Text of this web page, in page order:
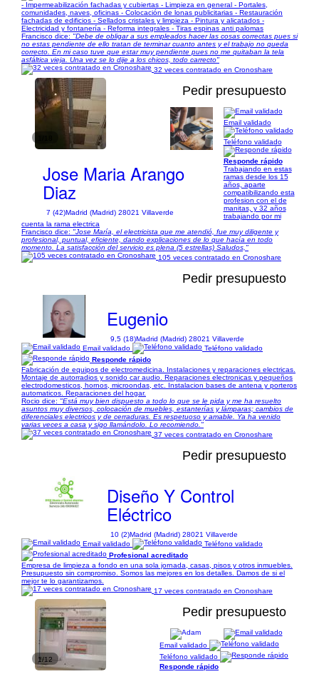
- Impermeabilización fachadas y cubiertas - Limpieza en general - Portales,
comunidades, naves, oficinas - Colocación de lonas publicitarias - Restauración
fachadas de edificios - Sellados cristales y limpieza - Pintura y alicatados -
Electricidad y fontanería - Reforma integrales - Tiras espinas anti palomas
Francisco dice: "Debe de obligar a sus empleados hacer las cosas correctas pues si
no estas pendiente de ello tratan de terminar cuanto antes y el trabajo no queda
correcto. En mi caso tuve que estar muy pendiente pues no me quitaban la tela
asfáltica vieja. Una vez se lo dije a los chicos, todo carrecto"
32 veces contratado en Cronoshare
Pedir presupuesto
Jose Maria Arango
Diaz
7 (42)Madrid (Madrid) 28021 Villaverde
Email validado
Teléfono validado
Responde rápido
Trabajando en estas
ramas desde los 15
años, aparte
compatibilizando esta
profesion con el de
manitas, y 32 años
trabajando por mi
cuenta la rama electrica
Francisco dice: "Jose María, el electricista que me atendió, fue muy diligente y
profesional, puntual, eficiente, dando explicaciones de lo que hacía en todo
momento. La satisfacción del servicio es plena (5 estrellas) Saludos,"
105 veces contratado en Cronoshare
Pedir presupuesto
Eugenio
9,5 (18)Madrid (Madrid) 28021 Villaverde
Email validado
Teléfono validado
Responde rápido
Fabricación de equipos de electromedicina. Instalaciones y reparaciones electricas.
Montaje de autorradios y sonido car audio. Reparaciones electronicas y pequeños
electrodomesticos, hornos, microondas, etc. Instalacion bases de antena y porteros
automaticos. Reparaciones del hogar.
Rocio dice: "Está muy bien dispuesto a todo lo que se le pida y me ha resuelto
asuntos muy diversos, colocación de muebles, estanterías y lámparas; cambios de
diferenciales electricos y de cerraduras. Es respetuoso y amable. Ya ha venido
varias veces a casa y sigo llamándolo. Lo recomiendo."
37 veces contratado en Cronoshare
Pedir presupuesto
Diseño Y Control
Eléctrico
10 (2)Madrid (Madrid) 28021 Villaverde
Email validado
Teléfono validado
Profesional acreditado
Empresa de limpieza a fondo en una sola jornada, casas, pisos y otros inmuebles.
Presupuesto sin compromiso. Somos las mejores en los detalles. Damos de si el
mejor te lo garantizamos.
17 veces contratado en Cronoshare
1/12
Pedir presupuesto
Email validado
Teléfono validado
Responde rápido